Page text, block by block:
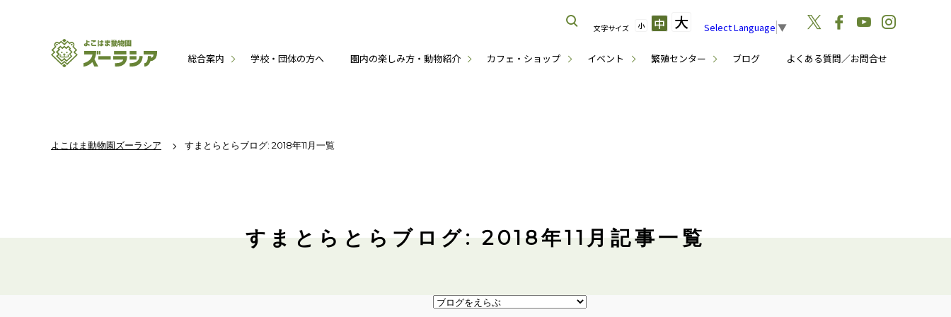
総合案内 学校・団体の方へ 園内の楽しみ方・動物紹介 カフェ・ショップ イベント 繁殖センター ブログ よくある質問／お問合せ
文字サイズ 小 中 大 Select Language ▼
よこはま動物園ズーラシア すまとらとらブログ: 2018年11月一覧
すまとらとらブログ: 2018年11月記事一覧